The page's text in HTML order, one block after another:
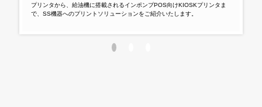
プリンタから、給油機に搭載されるインポンプPOS向けKIOSKプリンタま
で、SS機器へのプリントソリューションをご紹介いたします。